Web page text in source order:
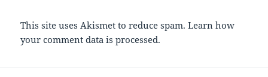
This site uses Akismet to reduce spam.Learn how
your comment data is processed.